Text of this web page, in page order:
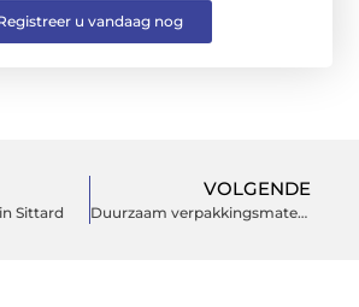
u vandaag nog
Sittard
VOLGENDE
Duurzaam verpakkingsmateriaal koopt u bij een specialist